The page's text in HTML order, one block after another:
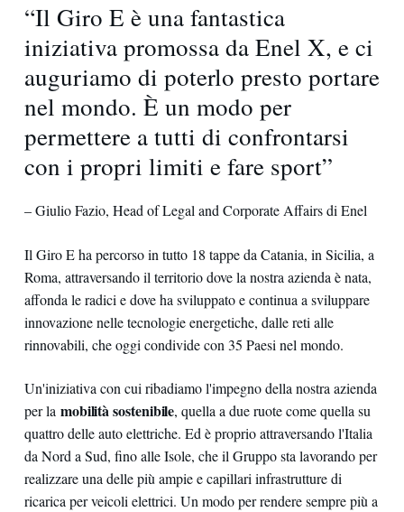
“Il Giro E è una fantastica
iniziativa promossa da Enel X, e ci
auguriamo di poterlo presto portare
nel mondo. È un modo per
permettere a tutti di confrontarsi
con i propri limiti e fare sport”
– Giulio Fazio, Head of Legal and Corporate Affairs di Enel
Il Giro E ha percorso in tutto 18 tappe da Catania, in Sicilia, a
Roma, attraversando il territorio dove la nostra azienda è nata,
affonda le radici e dove ha sviluppato e continua a sviluppare
innovazione nelle tecnologie energetiche, dalle reti alle
rinnovabili, che oggi condivide con 35 Paesi nel mondo.
Un'iniziativa con cui ribadiamo l'impegno della nostra azienda
per la mobilità sostenibile, quella a due ruote come quella su
quattro delle auto elettriche. Ed è proprio attraversando l'Italia
da Nord a Sud, fino alle Isole, che il Gruppo sta lavorando per
realizzare una delle più ampie e capillari infrastrutture di
ricarica per veicoli elettrici. Un modo per rendere sempre più a